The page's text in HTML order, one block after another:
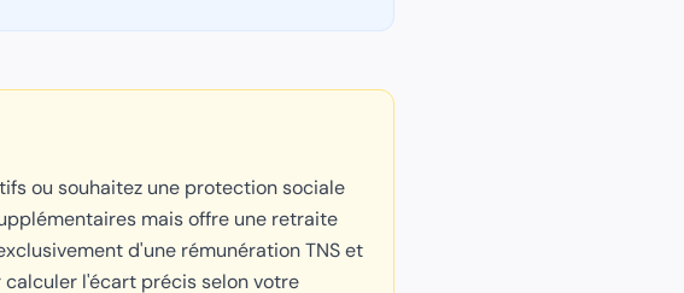
ou souhaitez une protection sociale
mais offre une retraite
d'une rémunération TNS et
calculer l'écart précis selon votre